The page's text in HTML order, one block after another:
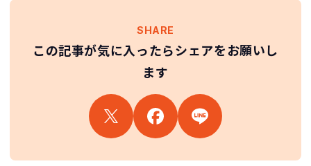
SHARE
この記事が気に入ったらシェアをお願いし
ます